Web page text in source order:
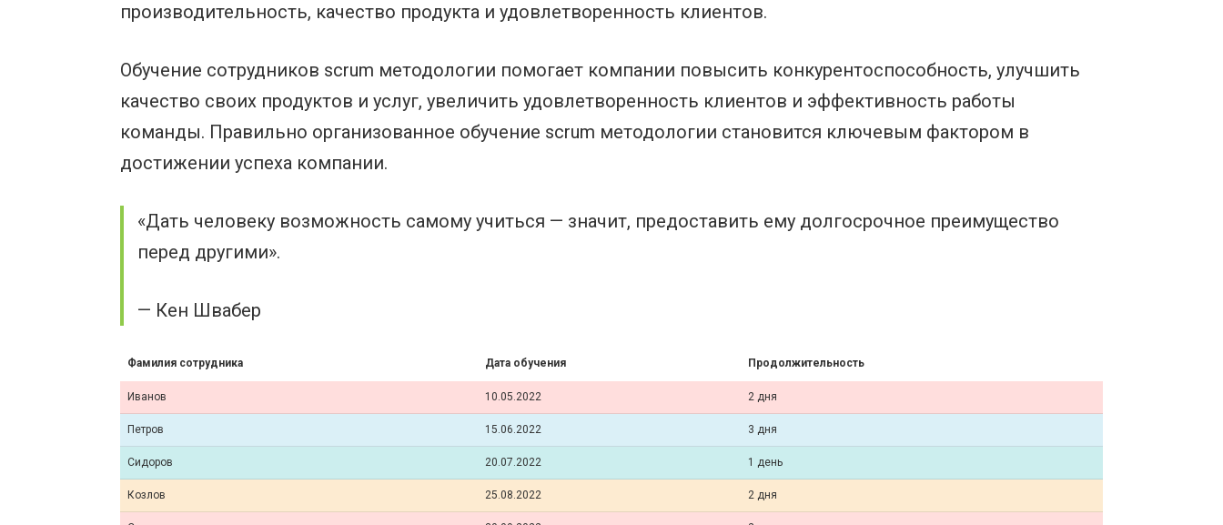
производительность, качество продукта и удовлетворенность клиентов.
Обучение сотрудников scrum методологии помогает компании повысить конкурентоспособность, улучшить
качество своих продуктов и услуг, увеличить удовлетворенность клиентов и эффективность работы
команды. Правильно организованное обучение scrum методологии становится ключевым фактором в
достижении успеха компании.
«Дать человеку возможность самому учиться — значит, предоставить ему долгосрочное преимущество
перед другими».
— Кен Швабер
Фамилия сотрудника Дата обучения Продолжительность
Иванов 10.05.2022 2 дня
Петров 15.06.2022 3 дня
Сидоров 20.07.2022 1 день
Козлов 25.08.2022 2 дня